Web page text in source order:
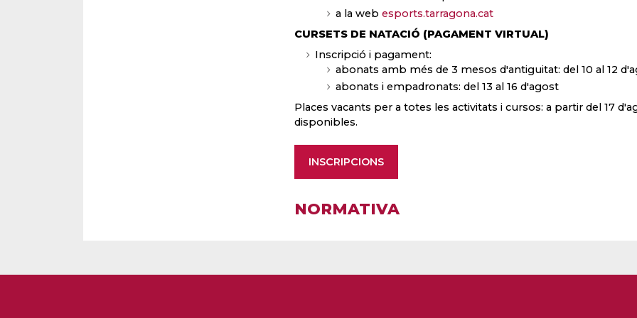
a la web esports.tarragona.cat
CURSETS DE NATACIÓ (PAGAMENT VIRTUAL)
Inscripció i pagament:
abonats amb més de 3 mesos d'antiguitat: del 10 al 12
abonats i empadronats: del 13 al 16 d'agost
Places vacants per a totes les activitats i cursos: a partir del 17
disponibles.
INSCRIPCIONS
NORMATIVA